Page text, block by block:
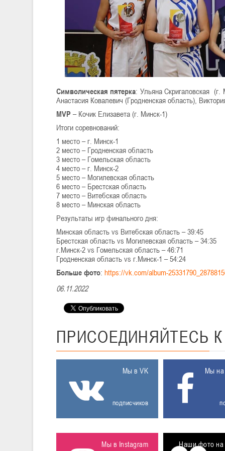
Символическая пятерка: Ульяна Скригаловская
Анастасия Ковалевич (Гродненская область),
MVP – Кочик Елизавета (г. Минск-1)
Итоги соревнований:
1 место – г. Минск-1
2 место – Гродненская область
3 место – Гомельская область
4 место – г. Минск-2
5 место – Могилевская область
6 место – Брестская область
7 место – Витебская область
8 место – Минская область
Результаты игр финального дня:
Минская область vs Витебская область – 39:45
Брестская область vs Могилевская область – 34:35
г.Минск-2 vs Гомельская область – 46:71
Гродненская область vs г.Минск-1 – 54:24
Больше фото: https://vk.com/album-
06.11.2022
ПРИСОЕДИНЯЙТЕСЬ
Мы в VK
подписчиков
Мы на
Мы в Instagram Наши фото на